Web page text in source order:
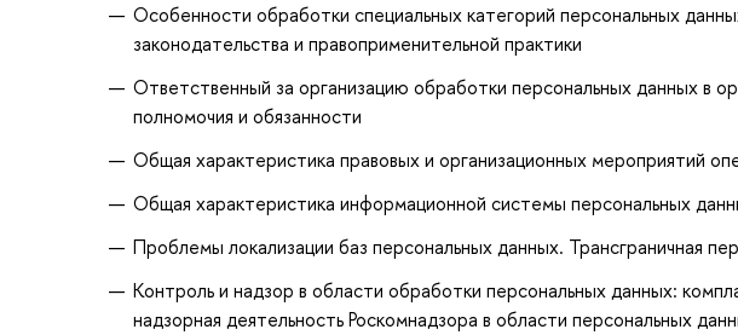
Особенности обработки специальных категорий персональных
законодательства и правоприменительной практики
Ответственный за организацию обработки персональных данных в
полномочия и обязанности
Общая характеристика правовых и организационных мероприятий
Общая характеристика информационной системы персональных
Проблемы локализации баз персональных данных. Трансграничная
Контроль и надзор в области обработки персональных данных:
надзорная деятельность Роскомнадзора в области персональных